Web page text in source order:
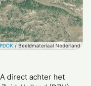
PDOK / Beeldmateriaal Nederland
direct achter het